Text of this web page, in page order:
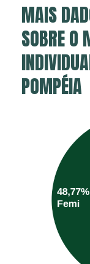
MAIS
SOBRE O
POMPÉIA